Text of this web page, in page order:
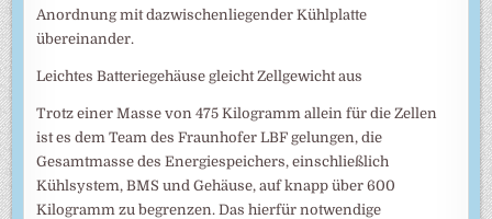
Anordnung mit dazwischenliegender Kühlplatte
übereinander.
Leichtes Batteriegehäuse gleicht Zellgewicht aus
Trotz einer Masse von 475 Kilogramm allein für die Zellen
ist es dem Team des Fraunhofer LBF gelungen, die
Gesamtmasse des Energiespeichers, einschließlich
Kühlsystem, BMS und Gehäuse, auf knapp über 600
Kilogramm zu begrenzen. Das hierfür notwendige